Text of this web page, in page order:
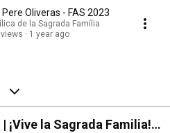
Pere Oliveras - FAS 2023
de la Sagrada Família
1 year ago
¡Vive la Sagrada Familia! |